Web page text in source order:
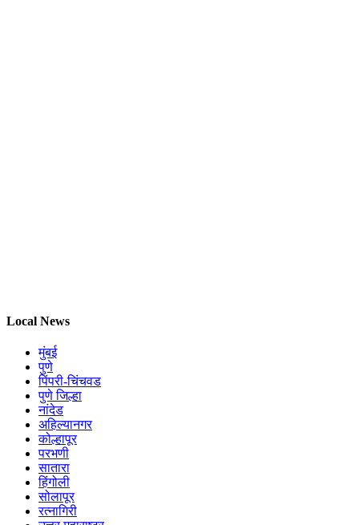
Local News
मुंबई
पुणे
पिंपरी-चिंचवड
पुणे जिल्हा
नांदेड
अहिल्यानगर
कोल्हापूर
परभणी
सातारा
हिंगोली
सोलापूर
रत्नागिरी